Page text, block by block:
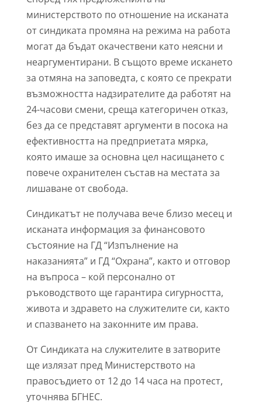
министерството по отношение на исканата
от синдиката промяна на режима на работа
могат да бъдат окачествени като неясни и
неаргументирани. В същото време искането
за отмяна на заповедта, с която се прекрати
възможността надзирателите да работят на
24-часови смени, среща категоричен отказ,
без да се представят аргументи в посока на
ефективността на предприетата мярка,
която имаше за основна цел насищането с
повече охранителен състав на местата за
лишаване от свобода.
Синдикатът не получава вече близо месец и
исканата информация за финансовото
състояние на ГД “Изпълнение на
наказанията” и ГД “Охрана”, както и отговор
на въпроса – кой персонално от
ръководството ще гарантира сигурността,
живота и здравето на служителите си, както
и спазването на законните им права.
От Синдиката на служителите в затворите
ще излязат пред Министерството на
правосъдието от 12 до 14 часа на протест,
уточнява БГНЕС.